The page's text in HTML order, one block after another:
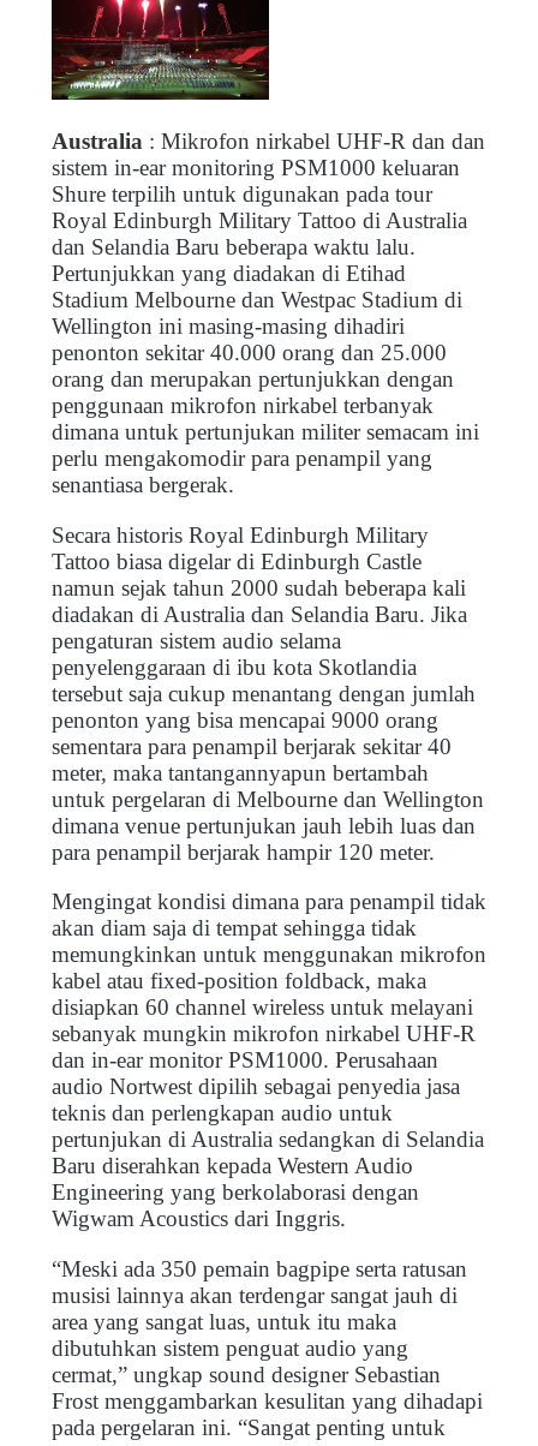
Australia: Mikrofon nirkabel UHF-R dan dan
sistem in-ear monitoring PSM1000 keluaran
Shure terpilih untuk digunakan pada tour
Royal Edinburgh Military Tattoo di Australia
dan Selandia Baru beberapa waktu lalu.
Pertunjukkan yang diadakan di Etihad
Stadium Melbourne dan Westpac Stadium di
Wellington ini masing-masing dihadiri
penonton sekitar 40.000 orang dan 25.000
orang dan merupakan pertunjukkan dengan
penggunaan mikrofon nirkabel terbanyak
dimana untuk pertunjukan militer semacam ini
perlu mengakomodir para penampil yang
senantiasa bergerak.
Secara historis Royal Edinburgh Military
Tattoo biasa digelar di Edinburgh Castle
namun sejak tahun 2000 sudah beberapa kali
diadakan di Australia dan Selandia Baru. Jika
pengaturan sistem audio selama
penyelenggaraan di ibu kota Skotlandia
tersebut saja cukup menantang dengan jumlah
penonton yang bisa mencapai 9000 orang
sementara para penampil berjarak sekitar 40
meter, maka tantangannyapun bertambah
untuk pergelaran di Melbourne dan Wellington
dimana venue pertunjukan jauh lebih luas dan
para penampil berjarak hampir 120 meter.
Mengingat kondisi dimana para penampil tidak
akan diam saja di tempat sehingga tidak
memungkinkan untuk menggunakan mikrofon
kabel atau fixed-position foldback, maka
disiapkan 60 channel wireless untuk melayani
sebanyak mungkin mikrofon nirkabel UHF-R
dan in-ear monitor PSM1000. Perusahaan
audio Nortwest dipilih sebagai penyedia jasa
teknis dan perlengkapan audio untuk
pertunjukan di Australia sedangkan di Selandia
Baru diserahkan kepada Western Audio
Engineering yang berkolaborasi dengan
Wigwam Acoustics dari Inggris.
“Meski ada 350 pemain bagpipe serta ratusan
musisi lainnya akan terdengar sangat jauh di
area yang sangat luas, untuk itu maka
dibutuhkan sistem penguat audio yang
cermat,” ungkap sound designer Sebastian
Frost menggambarkan kesulitan yang dihadapi
pada pergelaran ini. “Sangat penting untuk